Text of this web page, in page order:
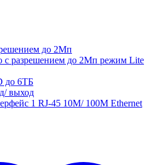
до 2Мп
с разрешением до 2Мп режим Lite
до 6ТБ
выход
1 RJ-45 10M/ 100M Ethernet